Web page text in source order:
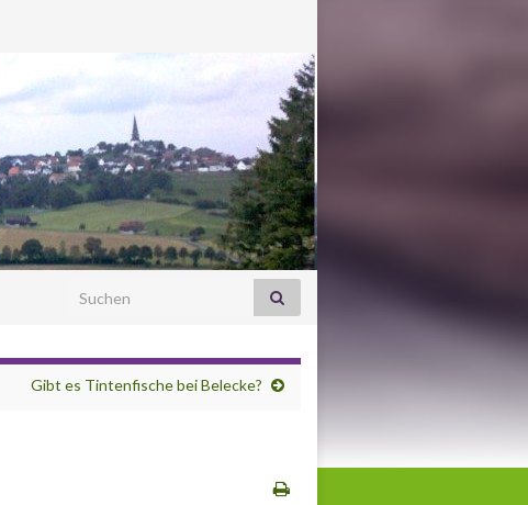
Search for:
Gibt es Tintenfische bei Belecke?